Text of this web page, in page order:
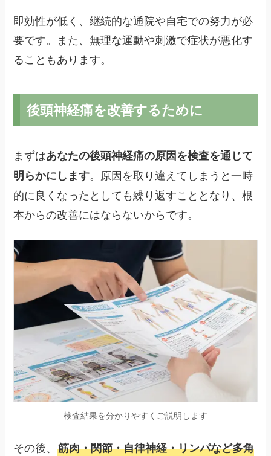
即効性が低く、継続的な通院や自宅での努力が必
要です。また、無理な運動や刺激で症状が悪化す
ることもあります。
後頭神経痛を改善するために
まずはあなたの後頭神経痛の原因を検査を通じて
明らかにします。原因を取り違えてしまうと一時
的に良くなったとしても繰り返すこととなり、根
本からの改善にはならないからです。
検査結果を分かりやすくご説明します
その後、筋肉・関節・自律神経・リンパなど多角